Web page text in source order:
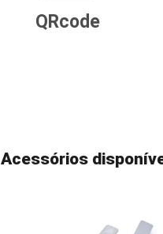
QRcode
Acessórios